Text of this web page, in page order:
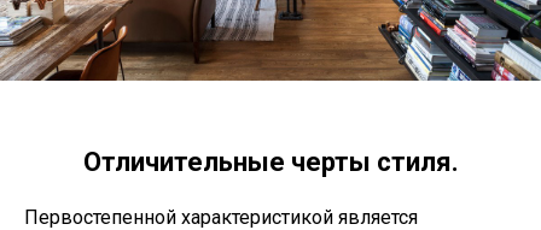
Отличительные черты стиля.
Первостепенной характеристикой является